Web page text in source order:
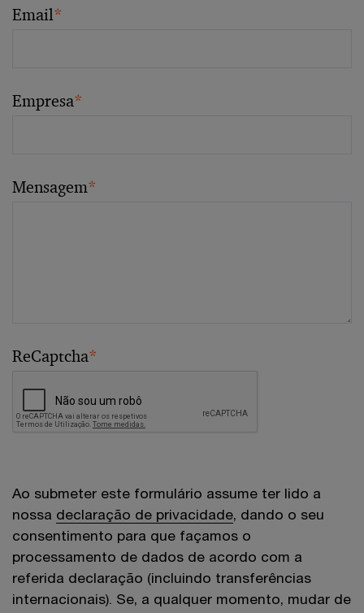
Email*
Empresa*
Mensagem*
ReCaptcha*
Ao submeter este formulário assume ter lido a
nossa declaração de privacidade, dando o seu
consentimento para que façamos o
processamento de dados de acordo com a
referida declaração (incluindo transferências
internacionais). Se, a qualquer momento, mudar de